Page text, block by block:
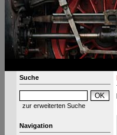
Suche
zur erweiterten Suche
Navigation